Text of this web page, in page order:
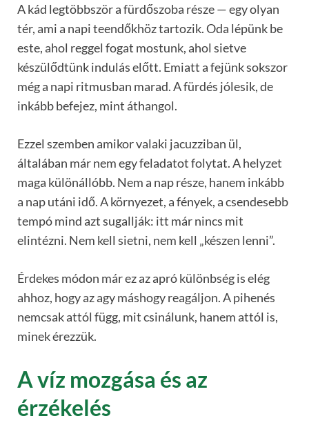
A kád legtöbbször a fürdőszoba része — egy olyan
tér, ami a napi teendőkhöz tartozik. Oda lépünk be
este, ahol reggel fogat mostunk, ahol sietve
készülődtünk indulás előtt. Emiatt a fejünk sokszor
még a napi ritmusban marad. A fürdés jólesik, de
inkább befejez, mint áthangol.
Ezzel szemben amikor valaki jacuzziban ül,
általában már nem egy feladatot folytat. A helyzet
maga különállóbb. Nem a nap része, hanem inkább
a nap utáni idő. A környezet, a fények, a csendesebb
tempó mind azt sugallják: itt már nincs mit
elintézni. Nem kell sietni, nem kell „készen lenni”.
Érdekes módon már ez az apró különbség is elég
ahhoz, hogy az agy máshogy reagáljon. A pihenés
nemcsak attól függ, mit csinálunk, hanem attól is,
minek érezzük.
A víz mozgása és az
érzékelés